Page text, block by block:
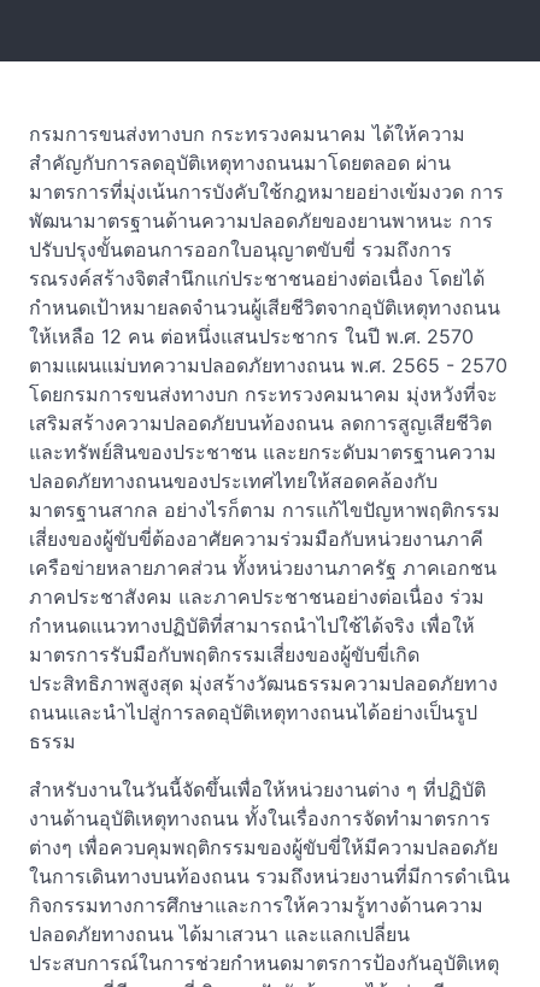
กรมการขนส่งทางบก กระทรวงคมนาคม ได้ให้ความ
สำคัญกับการลดอุบัติเหตุทางถนนมาโดยตลอด ผ่าน
มาตรการที่มุ่งเน้นการบังคับใช้กฎหมายอย่างเข้มงวด การ
พัฒนามาตรฐานด้านความปลอดภัยของยานพาหนะ การ
ปรับปรุงขั้นตอนการออกใบอนุญาตขับขี่ รวมถึงการ
รณรงค์สร้างจิตสำนึกแก่ประชาชนอย่างต่อเนื่อง โดยได้
กำหนดเป้าหมายลดจำนวนผู้เสียชีวิตจากอุบัติเหตุทางถนน
ให้เหลือ 12 คน ต่อหนึ่งแสนประชากร ในปี พ.ศ. 2570
ตามแผนแม่บทความปลอดภัยทางถนน พ.ศ. 2565 - 2570
โดยกรมการขนส่งทางบก กระทรวงคมนาคม มุ่งหวังที่จะ
เสริมสร้างความปลอดภัยบนท้องถนน ลดการสูญเสียชีวิต
และทรัพย์สินของประชาชน และยกระดับมาตรฐานความ
ปลอดภัยทางถนนของประเทศไทยให้สอดคล้องกับ
มาตรฐานสากล อย่างไรก็ตาม การแก้ไขปัญหาพฤติกรรม
เสี่ยงของผู้ขับขี่ต้องอาศัยความร่วมมือกับหน่วยงานภาคี
เครือข่ายหลายภาคส่วน ทั้งหน่วยงานภาครัฐ ภาคเอกชน
ภาคประชาสังคม และภาคประชาชนอย่างต่อเนื่อง ร่วม
กำหนดแนวทางปฏิบัติที่สามารถนำไปใช้ได้จริง เพื่อให้
มาตรการรับมือกับพฤติกรรมเสี่ยงของผู้ขับขี่เกิด
ประสิทธิภาพสูงสุด มุ่งสร้างวัฒนธรรมความปลอดภัยทาง
ถนนและนำไปสู่การลดอุบัติเหตุทางถนนได้อย่างเป็นรูป
ธรรม
สำหรับงานในวันนี้จัดขึ้นเพื่อให้หน่วยงานต่าง ๆ ที่ปฏิบัติ
งานด้านอุบัติเหตุทางถนน ทั้งในเรื่องการจัดทำมาตรการ
ต่างๆ เพื่อควบคุมพฤติกรรมของผู้ขับขี่ให้มีความปลอดภัย
ในการเดินทางบนท้องถนน รวมถึงหน่วยงานที่มีการดำเนิน
กิจกรรมทางการศึกษาและการให้ความรู้ทางด้านความ
ปลอดภัยทางถนน ได้มาเสวนา และแลกเปลี่ยน
ประสบการณ์ในการช่วยกำหนดมาตรการป้องกันอุบัติเหตุ